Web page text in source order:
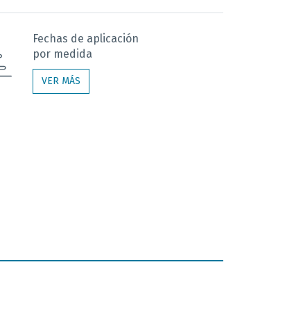
Fechas de aplicación
por medida
VER MÁS